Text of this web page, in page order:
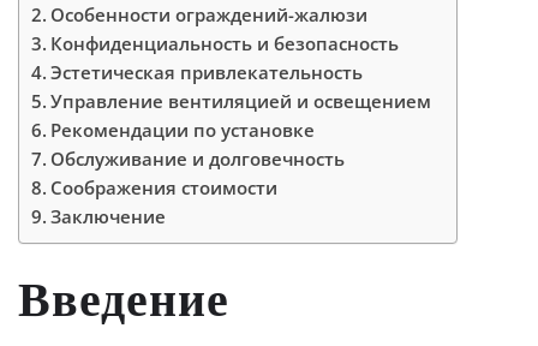
Особенности ограждений-жалюзи
Конфиденциальность и безопасность
Эстетическая привлекательность
Управление вентиляцией и освещением
Рекомендации по установке
Обслуживание и долговечность
Соображения стоимости
Заключение
Введение